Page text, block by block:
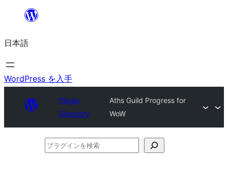
を
ス
キ
日本語
WordPress を入手
Plugin
Directory
Aths Guild Progress for
WoW
プ